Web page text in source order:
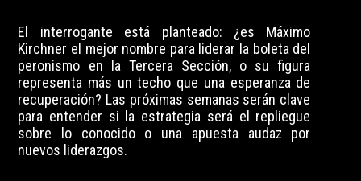
El interrogante está planteado: ¿es Máximo
Kirchner el mejor nombre para liderar la boleta del
peronismo en la Tercera Sección, o su figura
representa más un techo que una esperanza de
recuperación? Las próximas semanas serán clave
para entender si la estrategia será el repliegue
sobre lo conocido o una apuesta audaz por
nuevos liderazgos.